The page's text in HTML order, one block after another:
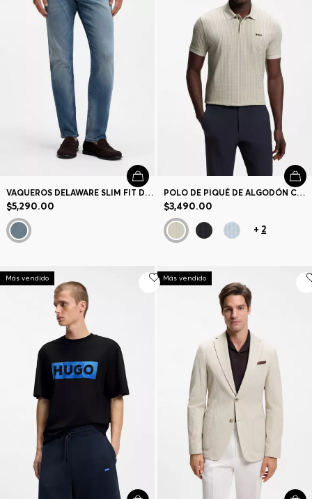
VAQUEROS DELAWARE SLIM FIT DE TEJIDO VAQUERO LIGERO AZUL
$5,290.00
POLO DE PIQUÉ DE ALGODÓN CON ESTAMPADO INTEGRAL
$3,490.00
+ 2
Más vendido Más vendido